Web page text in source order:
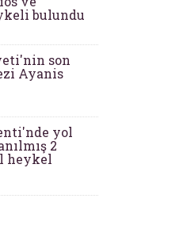
bulundu
son
Ayanis
yol
2
heykel